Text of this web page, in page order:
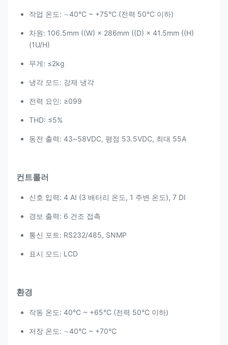
작업 온도: ∼40°C ~ +75°C (전력 50°C 이하)
차원: 106.5mm ((W) × 286mm ((D) × 41.5mm ((H)
(1U/H)
무게: ≤2kg
냉각 모드: 강제 냉각
전력 요인: ≥099
THD: ≤5%
동전 출력: 43~58VDC, 평점 53.5VDC, 최대 55A
컨트롤러
신호 입력: 4 AI (3 배터리 온도, 1 주변 온도), 7 DI
경보 출력: 6 건조 접촉
통신 포트: RS232/485, SNMP
표시 모드: LCD
환경
작동 온도: 40°C ~ +65°C (전력 50°C 이하)
저장 온도: ∼40°C ~ +70°C